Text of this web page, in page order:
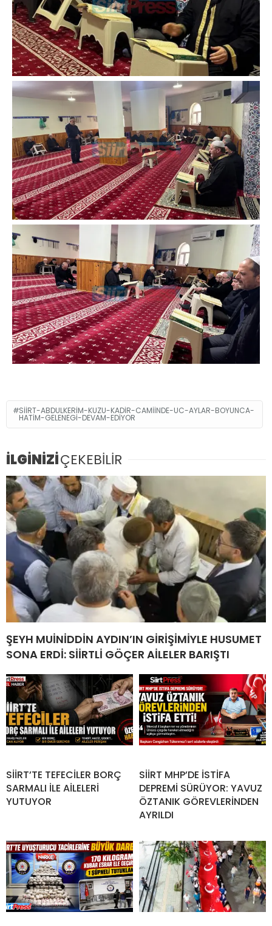
SIIRT-ABDULKERIM-KUZU-KADIR-CAMIINDE-UC-AYLAR-BOYUNCA-
HATIM-GELENEGI-DEVAM-EDIYOR
İLGİNİZİÇEKEBİLİR
ŞEYH MUİNİDDİN AYDIN’IN GİRİŞİMİYLE HUSUMET
SONA ERDİ: SİİRTLİ GÖÇER AİLELER BARIŞTI
SİİRT’TE TEFECİLER BORÇ
SARMALI İLE AİLELERİ
YUTUYOR
SİİRT MHP’DE İSTİFA
DEPREMİ SÜRÜYOR: YAVUZ
ÖZTANIK GÖREVLERİNDEN
AYRILDI